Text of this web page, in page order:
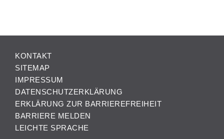
KONTAKT
SITEMAP
IMPRESSUM
DATENSCHUTZERKLÄRUNG
ERKLÄRUNG ZUR BARRIEREFREIHEIT
BARRIERE MELDEN
LEICHTE SPRACHE